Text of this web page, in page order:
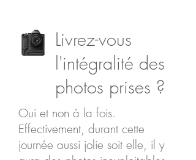
Livrez-vous
l'intégralité des
photos prises ?
Oui et non à la fois.
Effectivement, durant cette
journée aussi jolie soit elle, il y